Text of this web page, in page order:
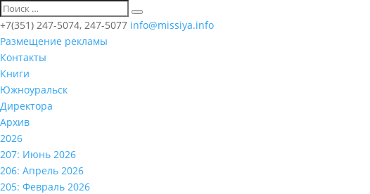
+7(351) 247-5074, 247-5077 info@missiya.info
Размещение рекламы
Контакты
Книги
Южноуральск
Директора
Архив
2026
207: Июнь 2026
206: Апрель 2026
205: Февраль 2026